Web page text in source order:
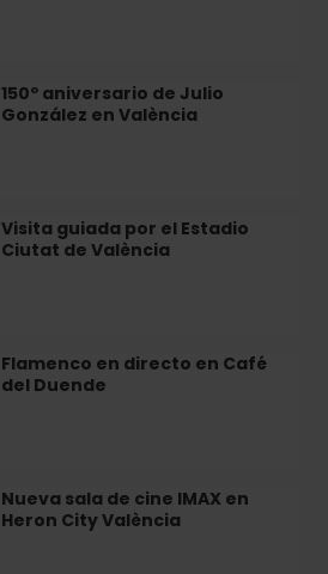
150º aniversario de Julio
González en València
Visita guiada por el Estadio
Ciutat de València
Flamenco en directo en Café
del Duende
Nueva sala de cine IMAX en
Heron City València